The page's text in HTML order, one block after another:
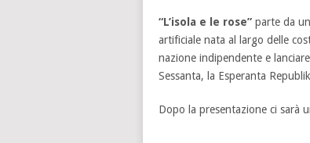
“L’isola e le rose” parte da
artificiale nata al largo delle
nazione indipendente e
Sessanta, la Esperanta
Dopo la presentazione ci sarà